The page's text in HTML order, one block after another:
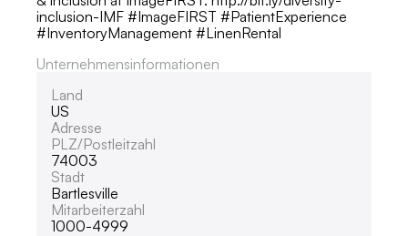
inclusion-IMF #ImageFIRST #PatientExperience
#InventoryManagement #LinenRental
Unternehmensinformationen
Land
US
Adresse
PLZ/Postleitzahl
74003
Stadt
Bartlesville
Mitarbeiterzahl
1000-4999